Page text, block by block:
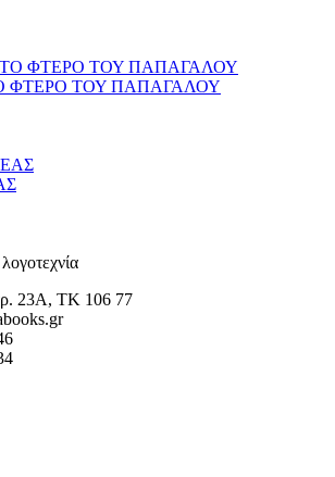
ΦΤΕΡΟ ΤΟΥ ΠΑΠΑΓΑΛΟΥ
23Α, ΤΚ 106 77